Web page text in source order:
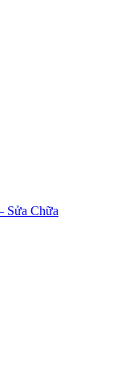
Trọn Niềm Tin -
Sửa Chữa